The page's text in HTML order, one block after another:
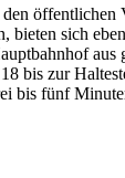
öffentlichen
bieten sich
aus
bis zur
bis fünf